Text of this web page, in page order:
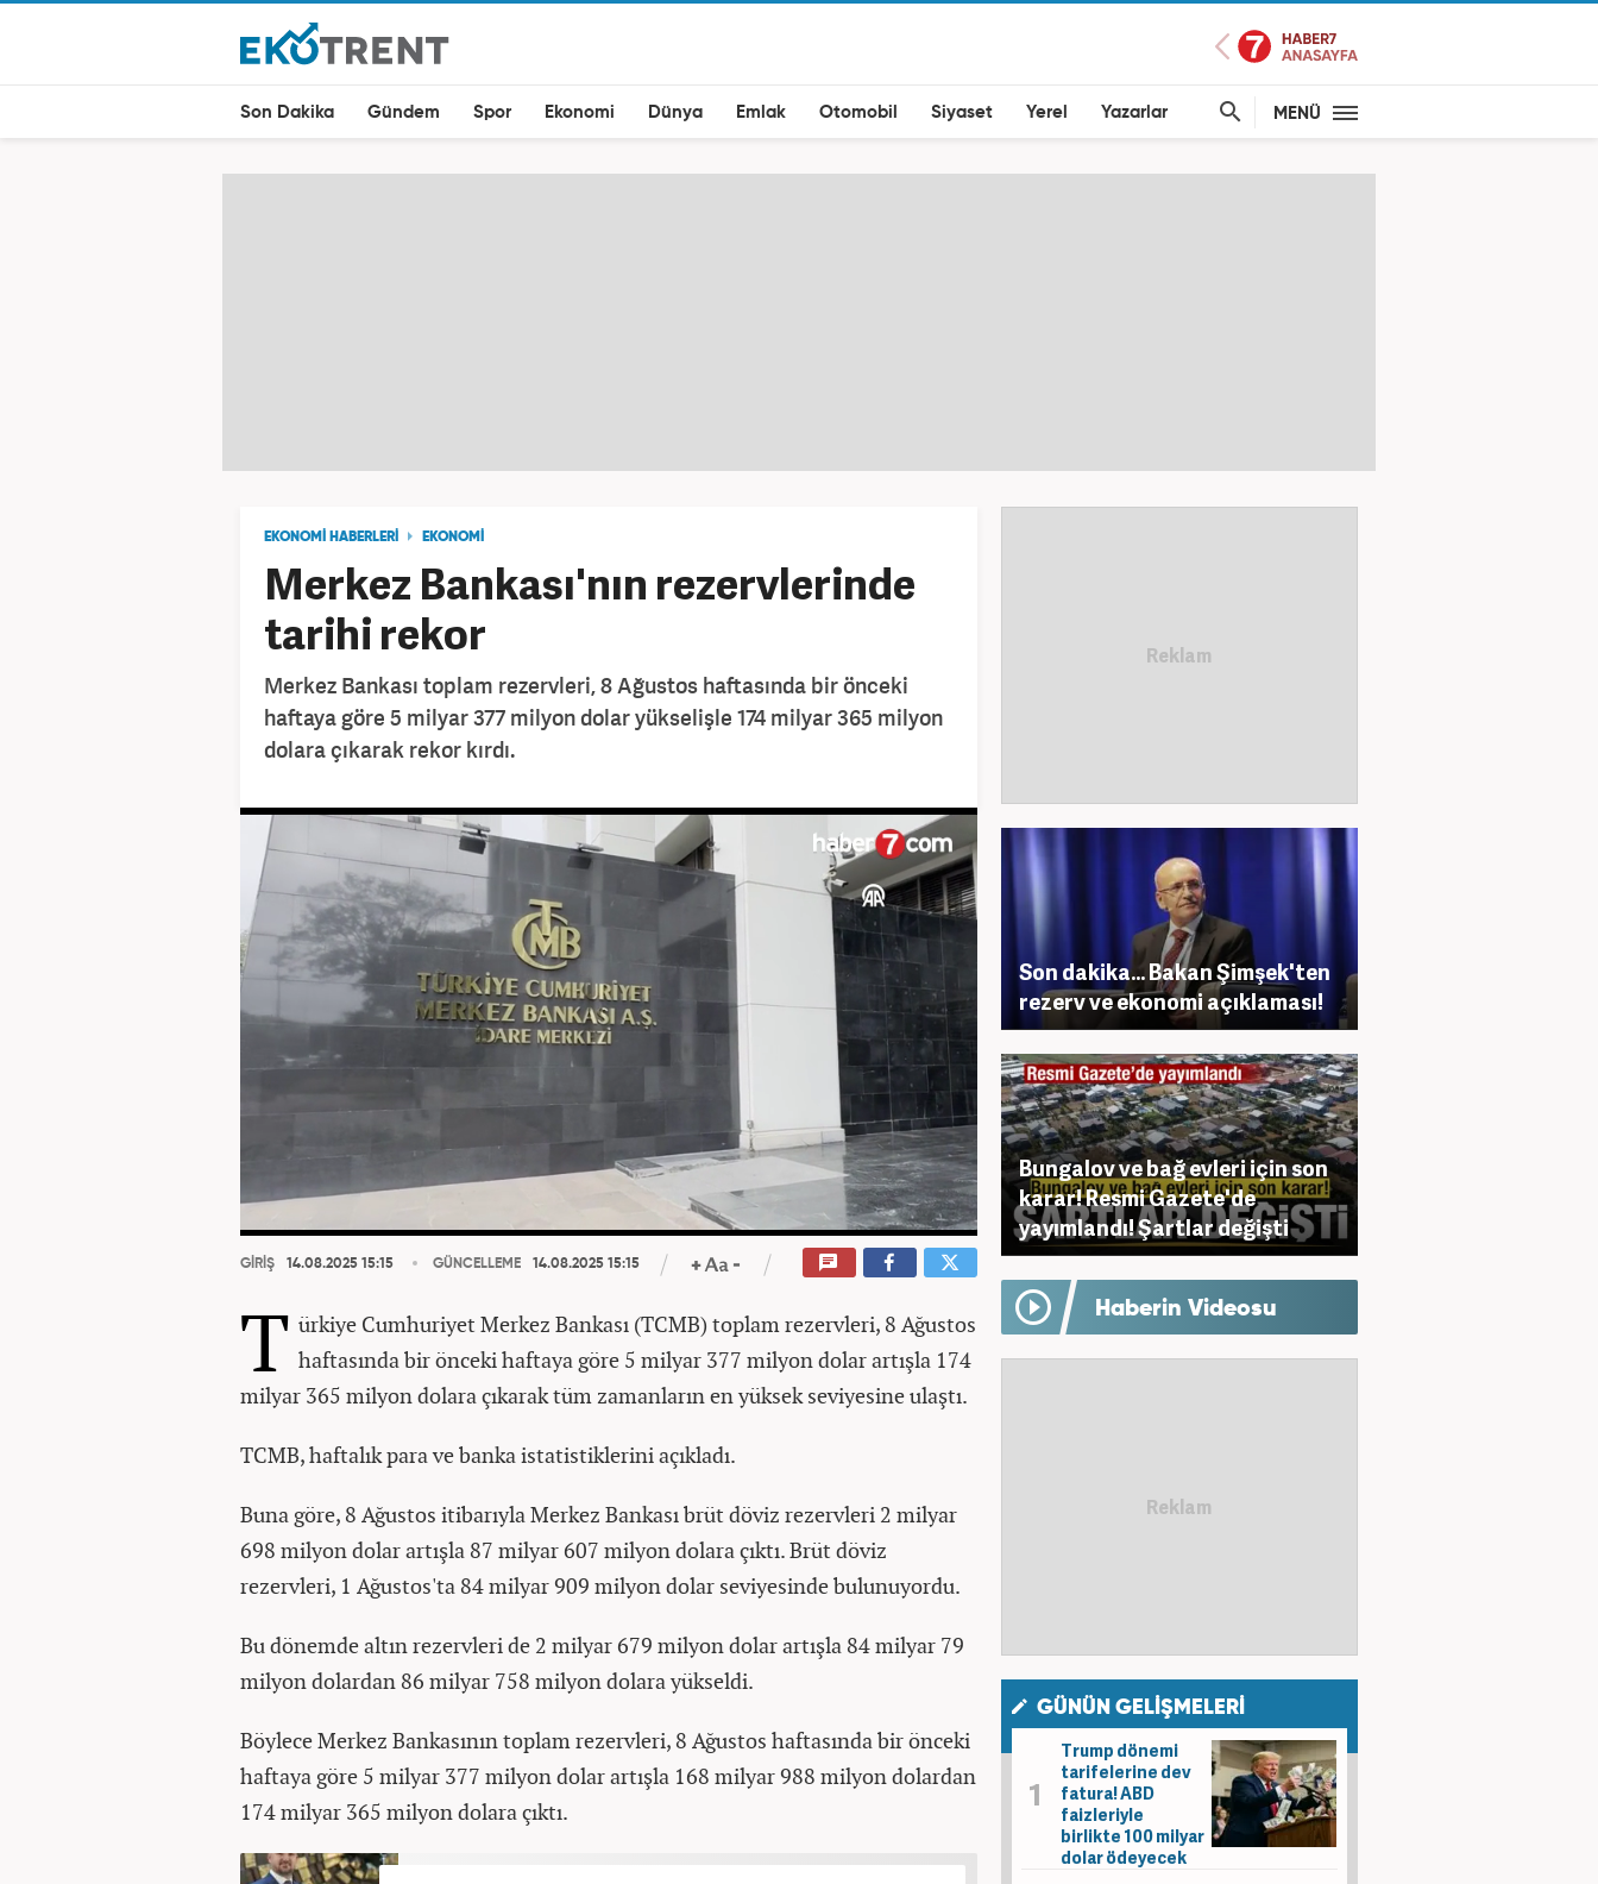
Son Dakika Gündem Spor Ekonomi Dünya Emlak Otomobil Siyaset Yerel Yazarlar MENÜ
EKONOMİ HABERLERİ EKONOMİ
Merkez Bankası'nın rezervlerinde
tarihi rekor
Merkez Bankası toplam rezervleri, 8 Ağustos haftasında bir önceki
haftaya göre 5 milyar 377 milyon dolar yükselişle 174 milyar 365 milyon
dolara çıkarak rekor kırdı.
GİRİŞ 14.08.2025 15:15 GÜNCELLEME 14.08.2025 15:15
T ürkiye Cumhuriyet Merkez Bankası (TCMB) toplam rezervleri, 8 Ağustos
haftasında bir önceki haftaya göre 5 milyar 377 milyon dolar artışla 174
milyar 365 milyon dolara çıkarak tüm zamanların en yüksek seviyesine ulaştı.
TCMB, haftalık para ve banka istatistiklerini açıkladı.
Buna göre, 8 Ağustos itibarıyla Merkez Bankası brüt döviz rezervleri 2 milyar
698 milyon dolar artışla 87 milyar 607 milyon dolara çıktı. Brüt döviz
rezervleri, 1 Ağustos'ta 84 milyar 909 milyon dolar seviyesinde bulunuyordu.
Bu dönemde altın rezervleri de 2 milyar 679 milyon dolar artışla 84 milyar 79
milyon dolardan 86 milyar 758 milyon dolara yükseldi.
Böylece Merkez Bankasının toplam rezervleri, 8 Ağustos haftasında bir önceki
haftaya göre 5 milyar 377 milyon dolar artışla 168 milyar 988 milyon dolardan
174 milyar 365 milyon dolara çıktı.
Son dakika... Bakan Şimşek'ten
rezerv ve ekonomi açıklaması!
Bungalov ve bağ evleri için son
karar! Resmi Gazete'de
yayımlandı! Şartlar değişti
Haberin Videosu
GÜNÜN GELİŞMELERİ
Trump dönemi
tarifelerine dev
fatura! ABD
faizleriyle
birlikte 100 milyar
dolar ödeyecek